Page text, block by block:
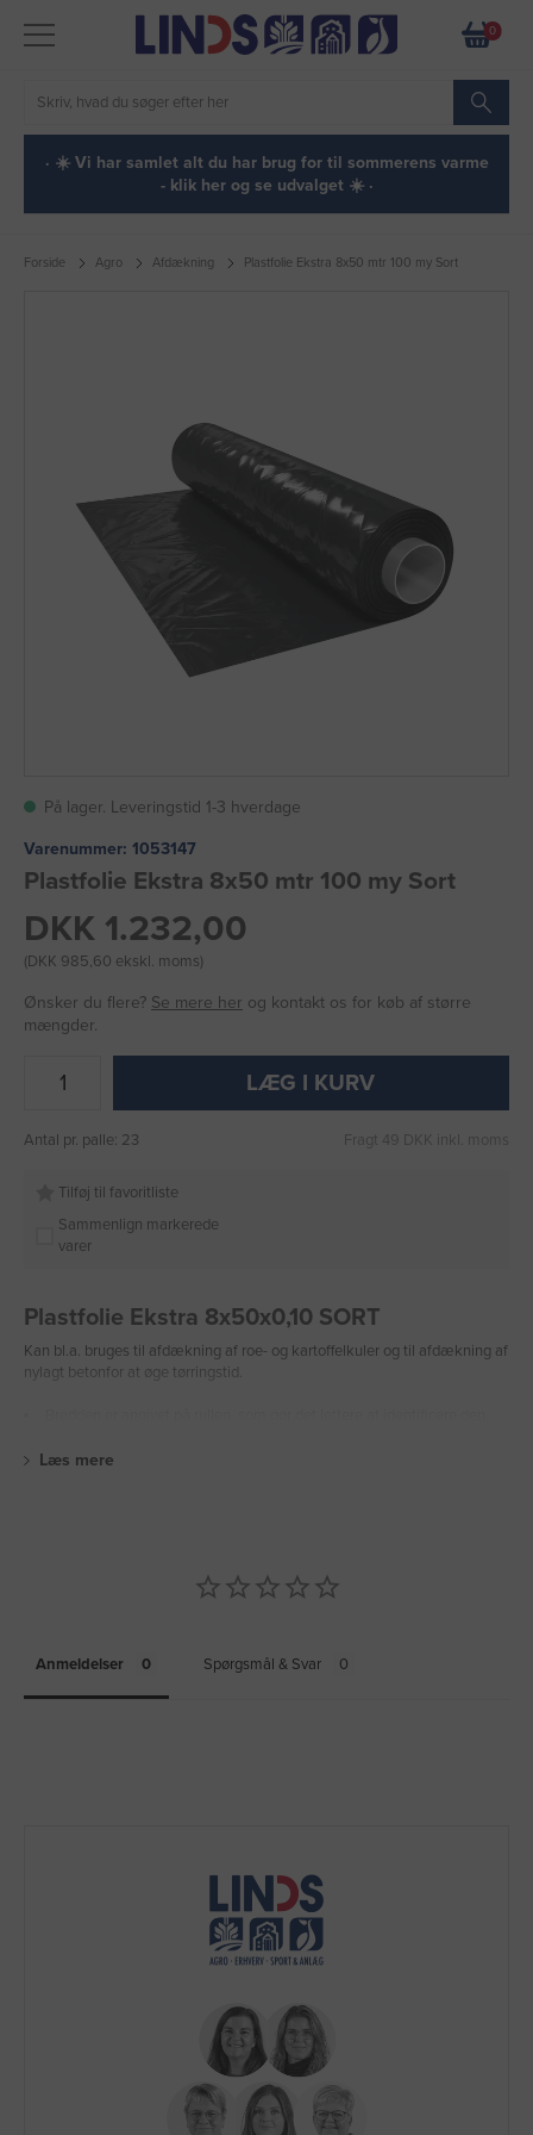
0
· ☀️ Vi har samlet alt du har brug for til sommerens varme
- klik her og se udvalget ☀️ ·
Forside Agro Afdækning Plastfolie Ekstra 8x50 mtr 100 my Sort
På lager. Leveringstid 1-3 hverdage
Varenummer: 1053147
Plastfolie Ekstra 8x50 mtr 100 my Sort
DKK 1.232,00
(DKK 985,60 ekskl. moms)
Ønsker du flere? Se mere her og kontakt os for køb af større
mængder.
LÆG I KURV
Antal pr. palle: 23 Fragt 49 DKK inkl. moms
Tilføj til favoritliste
Sammenlign markerede
varer
Plastfolie Ekstra 8x50x0,10 SORT
Kan bl.a. bruges til afdækning af roe- og kartoffelkuler og til afdækning af
nylagt betonfor at øge tørringstid.
Læs mere
Anmeldelser Spørgsmål & Svar